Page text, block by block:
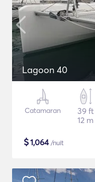
Lagoon 40
Catamaran
39 ft
12 m
$1,064/nuit